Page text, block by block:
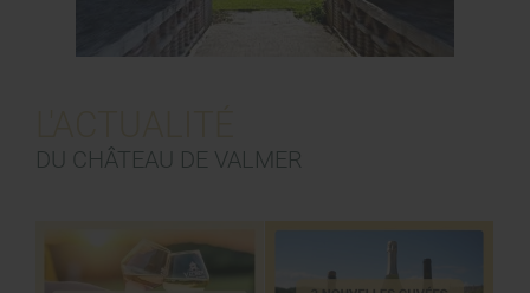
DU CHÂTEAU DE VALMER